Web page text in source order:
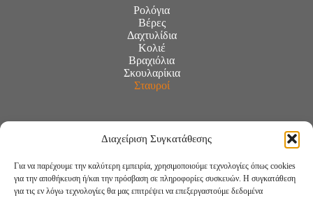
Διαχείριση Συγκατάθεσης
Για να παρέχουμε την καλύτερη εμπειρία, χρησιμοποιούμε τεχνολογίες όπως cookies
για την αποθήκευση ή/και την πρόσβαση σε πληροφορίες συσκευών. Η συγκατάθεση
για τις εν λόγω τεχνολογίες θα μας επιτρέψει να επεξεργαστούμε δεδομένα
Ρολόγια
Βέρες
Δαχτυλίδια
Κολιέ
Βραχιόλια
Σκουλαρίκια
Σταυροί